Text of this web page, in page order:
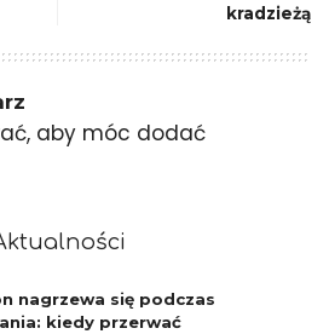
kradzieżą
, aby móc dodać
nagrzewa się podczas
kiedy przerwać